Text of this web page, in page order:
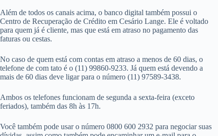
Além de todos os canais acima, o banco digital também possui o
Centro de Recuperação de Crédito em Cesário Lange. Ele é voltado
para quem já é cliente, mas que está em atraso no pagamento das
faturas ou cestas.
No caso de quem está com contas em atraso a menos de 60 dias, o
telefone de com tato é o (11) 99860-9233. Já quem está devendo a
mais de 60 dias deve ligar para o número (11) 97589-3438.
Ambos os telefones funcionam de segunda a sexta-feira (exceto
feriados), também das 8h às 17h.
Você também pode usar o número 0800 600 2932 para negociar suas